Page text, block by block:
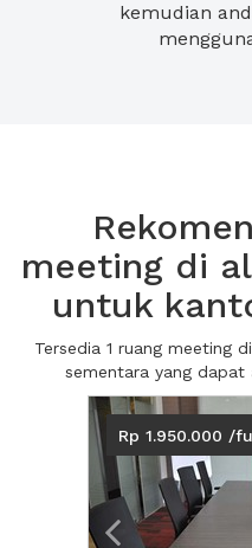
kemudian
meeting di
untuk
Tersedia 1 ruang meeting
sementara yang dapat
Previous
Rp 1.950.000 /